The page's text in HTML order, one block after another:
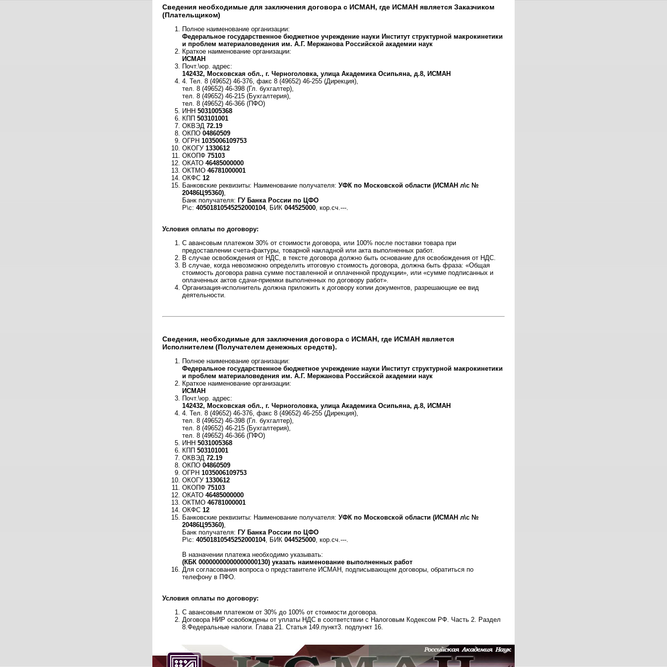
Сведения необходимые для заключения договора с ИСМАН, где ИСМАН является Заказчиком
(Плательщиком)
Полное наименование организации:
Федеральное государственное бюджетное учреждение науки Институт структурной макрокинетики
и проблем материаловедения им. А.Г. Мержанова Российской академии наук
Краткое наименование организации:
ИСМАН
Почт.\юр. адрес:
142432, Московская обл., г. Черноголовка, улица Академика Осипьяна, д.8, ИСМАН
4. Тел. 8 (49652) 46-376, факс 8 (49652) 46-255 (Дирекция),
тел. 8 (49652) 46-398 (Гл. бухгалтер),
тел. 8 (49652) 46-215 (Бухгалтерия),
тел. 8 (49652) 46-366 (ПФО)
ИНН 5031005368
КПП 503101001
ОКВЭД 72.19
ОКПО 04860509
ОГРН 1035006109753
ОКОГУ 1330612
ОКОПФ 75103
ОКАТО 46485000000
ОКТМО 46781000001
ОКФС 12
Банковские реквизиты: Наименование получателя: УФК по Московской области (ИСМАН л\с №
20486Ц95360),
Банк получателя: ГУ Банка России по ЦФО
Р\с: 40501810545252000104, БИК 044525000, кор.сч.---.
Условия оплаты по договору:
С авансовым платежом 30% от стоимости договора, или 100% после поставки товара при
предоставлении счета-фактуры, товарной накладной или акта выполненных работ.
В случае освобождения от НДС, в тексте договора должно быть основание для освобождения от НДС.
В случае, когда невозможно определить итоговую стоимость договора, должна быть фраза: «Общая
стоимость договора равна сумме поставленной и оплаченной продукции», или «сумме подписанных и
оплаченных актов сдачи-приемки выполненных по договору работ».
Организация-исполнитель должна приложить к договору копии документов, разрешающие ее вид
деятельности.
Сведения, необходимые для заключения договора с ИСМАН, где ИСМАН является
Исполнителем (Получателем денежных средств).
Полное наименование организации:
Федеральное государственное бюджетное учреждение науки Институт структурной макрокинетики
и проблем материаловедения им. А.Г. Мержанова Российской академии наук
Краткое наименование организации:
ИСМАН
Почт.\юр. адрес:
142432, Московская обл., г. Черноголовка, улица Академика Осипьяна, д.8, ИСМАН
4. Тел. 8 (49652) 46-376, факс 8 (49652) 46-255 (Дирекция),
тел. 8 (49652) 46-398 (Гл. бухгалтер),
тел. 8 (49652) 46-215 (Бухгалтерия),
тел. 8 (49652) 46-366 (ПФО)
ИНН 5031005368
КПП 503101001
ОКВЭД 72.19
ОКПО 04860509
ОГРН 1035006109753
ОКОГУ 1330612
ОКОПФ 75103
ОКАТО 46485000000
ОКТМО 46781000001
ОКФС 12
Банковские реквизиты: Наименование получателя: УФК по Московской области (ИСМАН л\с №
20486Ц95360),
Банк получателя: ГУ Банка России по ЦФО
Р\с: 40501810545252000104, БИК 044525000, кор.сч.---.
В назначении платежа необходимо указывать:
(КБК 00000000000000000130) указать наименование выполненных работ
Для согласования вопроса о представителе ИСМАН, подписывающем договоры, обратиться по
телефону в ПФО.
Условия оплаты по договору:
С авансовым платежом от 30% до 100% от стоимости договора.
Договора НИР освобождены от уплаты НДС в соответствии с Налоговым Кодексом РФ. Часть 2. Раздел
8.Федеральные налоги. Глава 21. Статья 149.пункт3. подпункт 16.